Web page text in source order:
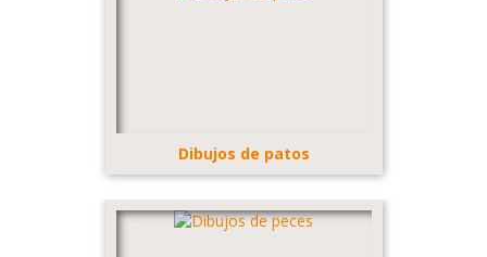
Dibujos de patos